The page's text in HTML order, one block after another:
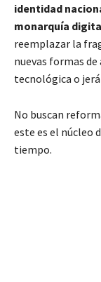
identidad
monarquía
reemplazar la
nuevas formas
tecnológica o
No buscan
este es el núcleo
tiempo.